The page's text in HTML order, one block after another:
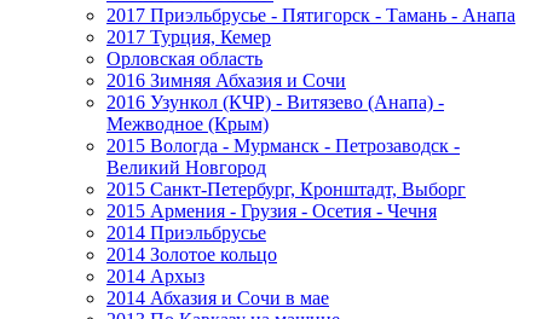
2017 Приэльбрусье - Пятигорск - Тамань - Анапа
2017 Турция, Кемер
Орловская область
2016 Зимняя Абхазия и Сочи
2016 Узункол (КЧР) - Витязево (Анапа) -
Межводное (Крым)
2015 Вологда - Мурманск - Петрозаводск -
Великий Новгород
2015 Санкт-Петербург, Кронштадт, Выборг
2015 Армения - Грузия - Осетия - Чечня
2014 Приэльбрусье
2014 Золотое кольцо
2014 Архыз
2014 Абхазия и Сочи в мае